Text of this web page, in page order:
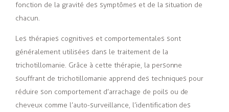
fonction de la gravité des symptômes et de la situation de
chacun.
Les thérapies cognitives et comportementales sont
généralement utilisées dans le traitement de la
trichotillomanie. Grâce à cette thérapie, la personne
souffrant de trichotillomanie apprend des techniques pour
réduire son comportement d’arrachage de poils ou de
cheveux comme l’auto-surveillance, l’identification des